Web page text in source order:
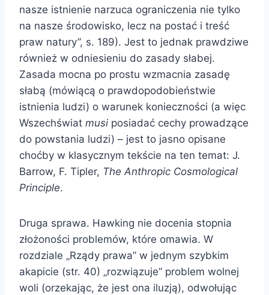
nasze istnienie narzuca ograniczenia nie tylko
na nasze środowisko, lecz na postać i treść
praw natury”, s. 189). Jest to jednak prawdziwe
również w odniesieniu do zasady słabej.
Zasada mocna po prostu wzmacnia zasadę
słabą (mówiącą o prawdopodobieństwie
istnienia ludzi) o warunek konieczności (a więc
Wszechświat musi posiadać cechy prowadzące
do powstania ludzi) – jest to jasno opisane
choćby w klasycznym tekście na ten temat: J.
Barrow, F. Tipler, The Anthropic Cosmological
Principle.
Druga sprawa. Hawking nie docenia stopnia
złożoności problemów, które omawia. W
rozdziale „Rządy prawa” w jednym szybkim
akapicie (str. 40) „rozwiązuje” problem wolnej
woli (orzekając, że jest ona iluzją), odwołując